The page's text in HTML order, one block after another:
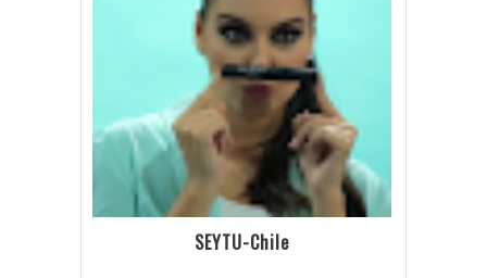
SEYTU-Chile